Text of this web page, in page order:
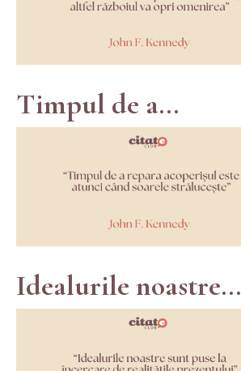
Timpul de a...
Idealurile noastre...